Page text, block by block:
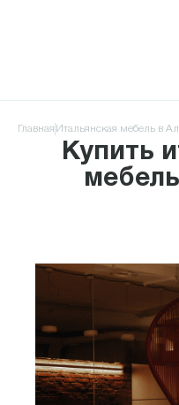
Главная Итальянская мебель в
Купить